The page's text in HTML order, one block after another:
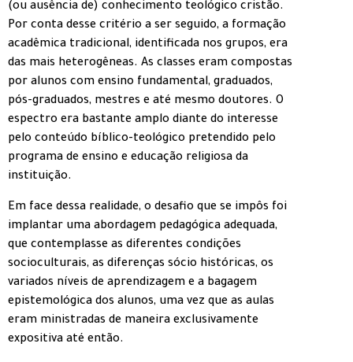
(ou ausência de) conhecimento teológico cristão.
Por conta desse critério a ser seguido, a formação
acadêmica tradicional, identificada nos grupos, era
das mais heterogêneas. As classes eram compostas
por alunos com ensino fundamental, graduados,
pós-graduados, mestres e até mesmo doutores. O
espectro era bastante amplo diante do interesse
pelo conteúdo bíblico-teológico pretendido pelo
programa de ensino e educação religiosa da
instituição.
Em face dessa realidade, o desafio que se impôs foi
implantar uma abordagem pedagógica adequada,
que contemplasse as diferentes condições
socioculturais, as diferenças sócio históricas, os
variados níveis de aprendizagem e a bagagem
epistemológica dos alunos, uma vez que as aulas
eram ministradas de maneira exclusivamente
expositiva até então.